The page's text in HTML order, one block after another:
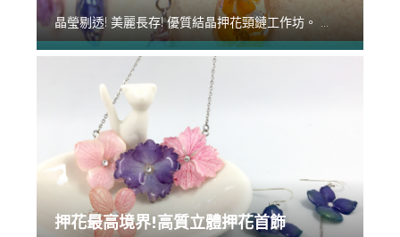
晶瑩剔透! 美麗長存! 優質結晶押花頸鏈工作坊。 ...
押花最高境界!高質立體押花首飾